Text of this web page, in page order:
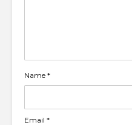
Name *
Email *